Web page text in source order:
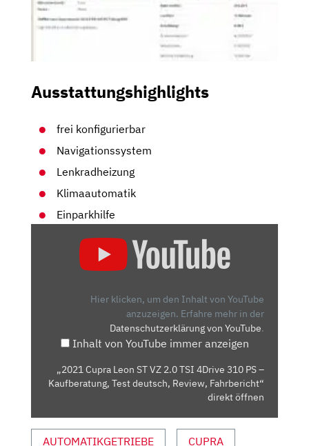
Ausstattungshighlights
frei konfigurierbar
Navigationssystem
Lenkradheizung
Klimaautomatik
Einparkhilfe
4DRIVE
TEST
Hier klicken, um den Inhalt von YouTube
anzuzeigen. Erfahre mehr in der
Datenschutzerklärung von YouTube.
Inhalt von YouTube immer anzeigen
„2021 Cupra Leon ST VZ 2.0 TSI 4Drive 310 PS –
Kaufberatung, Test deutsch, Review, Fahrbericht“
direkt öffnen
AUTOMATIKGETRIEBE CUPRA